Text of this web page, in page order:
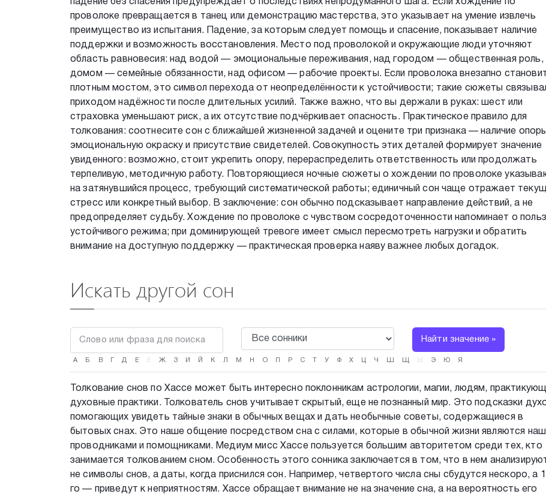
падение без спасения предупреждает о последствиях непродуманного шага. Если хождение по
проволоке превращается в танец или демонстрацию мастерства, это указывает на умение извлечь
преимущество из испытания. Падение, за которым следует помощь и спасение, показывает наличие
поддержки и возможность восстановления. Место под проволокой и окружающие люди уточняют
область равновесия: над водой — эмоциональные переживания, над городом — общественная роль,
домом — семейные обязанности, над офисом — рабочие проекты. Если проволока внезапно
плотным мостом, это символ перехода от неопределённости к устойчивости; такие сюжеты
приходом надёжности после длительных усилий. Также важно, что вы держали в руках: шест или
страховка уменьшают риск, а их отсутствие подчёркивает опасность. Практическое правило для
толкования: соотнесите сон с ближайшей жизненной задачей и оцените три признака — наличие
эмоциональную окраску и присутствие свидетелей. Совокупность этих деталей формирует значение
увиденного: возможно, стоит укрепить опору, перераспределить ответственность или продолжать
терпеливую, методичную работу. Повторяющиеся ночные сюжеты о хождении по проволоке
на затянувшийся процесс, требующий систематической работы; единичный сон чаще отражает
стресс или конкретный выбор. В заключение: сон обычно подсказывает направление действий, а не
предопределяет судьбу. Хождение по проволоке с чувством сосредоточенности напоминает о
устойчивого режима; при доминирующей тревоге имеет смысл пересмотреть нагрузки и обратить
внимание на доступную поддержку — практическая проверка наяву важнее любых догадок.
Искать другой сон
Найти значение »
А Б В Д Е Ё Ж З И Й К Л М Н О Р С У Ф Х Ц Ч Ш Щ Ы Э Ю Я
Толкование снов по Хассе может быть интересно поклонникам астрологии, магии, людям,
духовные практики. Толкователь снов учитывает скрытый, еще не познанный мир. Это подсказки
помогающих увидеть тайные знаки в обычных вещах и дать необычные советы, содержащиеся в
бытовых снах. Это наше общение посредством сна с силами, которые в обычной жизни являются
проводниками и помощниками. Медиум мисс Хассе пользуется большим авторитетом среди тех, кто
занимается толкованием сном. Особенность этого сонника заключается в том, что в нем
не символы снов, а даты, когда приснился сон. Например, четвертого числа сны сбудутся нескоро, а
го — приведут к неприятностям. Хассе обращает внимание не на значение сна, а на вероятность его